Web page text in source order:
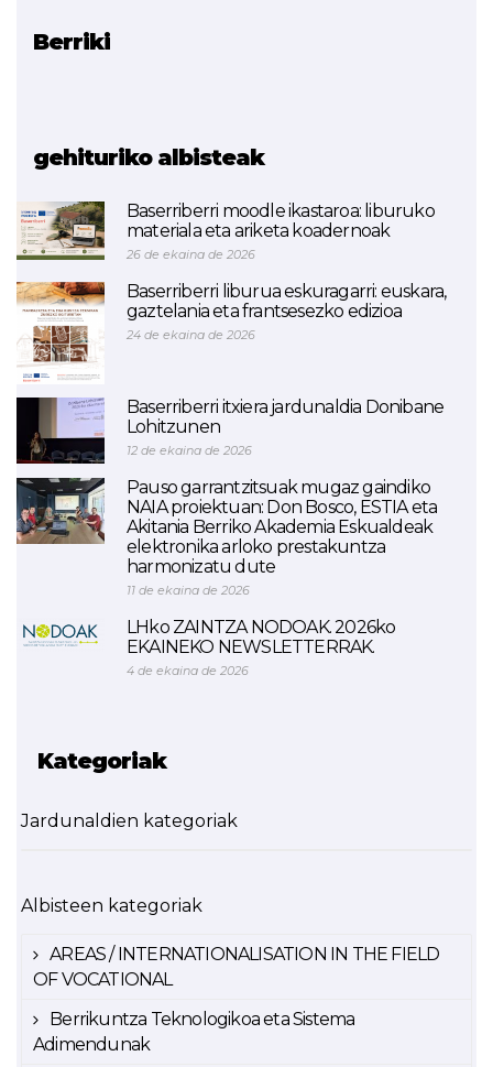
Berriki
gehituriko albisteak
Baserriberri moodle ikastaroa: liburuko
materiala eta ariketa koadernoak
26 de ekaina de 2026
Baserriberri liburua eskuragarri: euskara,
gaztelania eta frantsesezko edizioa
24 de ekaina de 2026
Baserriberri itxiera jardunaldia Donibane
Lohitzunen
12 de ekaina de 2026
Pauso garrantzitsuak mugaz gaindiko
NAIA proiektuan: Don Bosco, ESTIA eta
Akitania Berriko Akademia Eskualdeak
elektronika arloko prestakuntza
harmonizatu dute
11 de ekaina de 2026
LHko ZAINTZA NODOAK. 2026ko
EKAINEKO NEWSLETTERRAK.
4 de ekaina de 2026
Kategoriak
Jardunaldien kategoriak
Albisteen kategoriak
AREAS / INTERNATIONALISATION IN THE FIELD
OF VOCATIONAL
Berrikuntza Teknologikoa eta Sistema
Adimendunak